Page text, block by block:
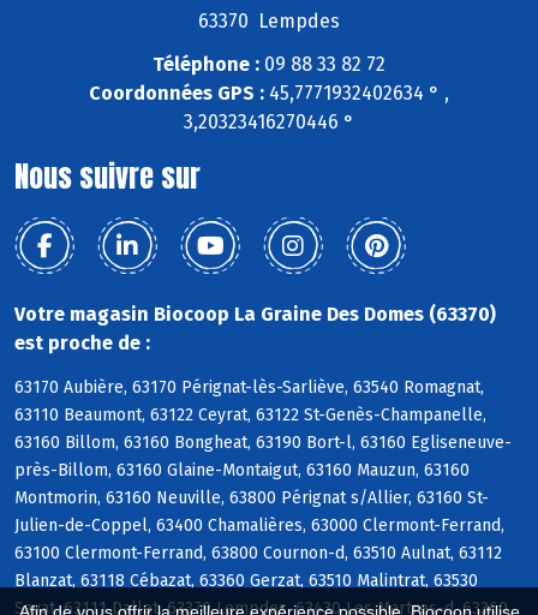
63370 Lempdes
Téléphone : 09 88 33 82 72
Coordonnées GPS : 45,7771932402634 ° ,
3,20323416270446 °
Nous suivre sur
Votre magasin Biocoop La Graine Des Domes (63370)
est proche de :
63170 Aubière, 63170 Pérignat-lès-Sarliève, 63540 Romagnat,
63110 Beaumont, 63122 Ceyrat, 63122 St-Genès-Champanelle,
63160 Billom, 63160 Bongheat, 63190 Bort-l, 63160 Egliseneuve-
près-Billom, 63160 Glaine-Montaigut, 63160 Mauzun, 63160
Montmorin, 63160 Neuville, 63800 Pérignat s/Allier, 63160 St-
Julien-de-Coppel, 63400 Chamalières, 63000 Clermont-Ferrand,
63100 Clermont-Ferrand, 63800 Cournon-d, 63510 Aulnat, 63112
Blanzat, 63118 Cébazat, 63360 Gerzat, 63510 Malintrat, 63530
Sayat, 63111 Dallet, 63370 Lempdes, 63430 Les Martres-d, 63360